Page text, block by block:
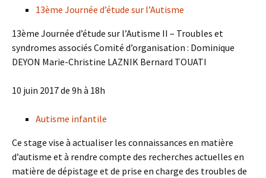
13ème Journée d’étude sur l’Autisme
13ème Journée d’étude sur l’Autisme II – Troubles et
syndromes associés Comité d’organisation : Dominique
DEYON Marie-Christine LAZNIK Bernard TOUATI
10 juin 2017 de 9h à 18h
Autisme infantile
Ce stage vise à actualiser les connaissances en matière
d’autisme et à rendre compte des recherches actuelles en
matière de dépistage et de prise en charge des troubles de